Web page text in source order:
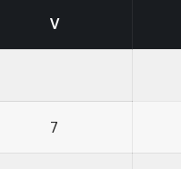
V
7